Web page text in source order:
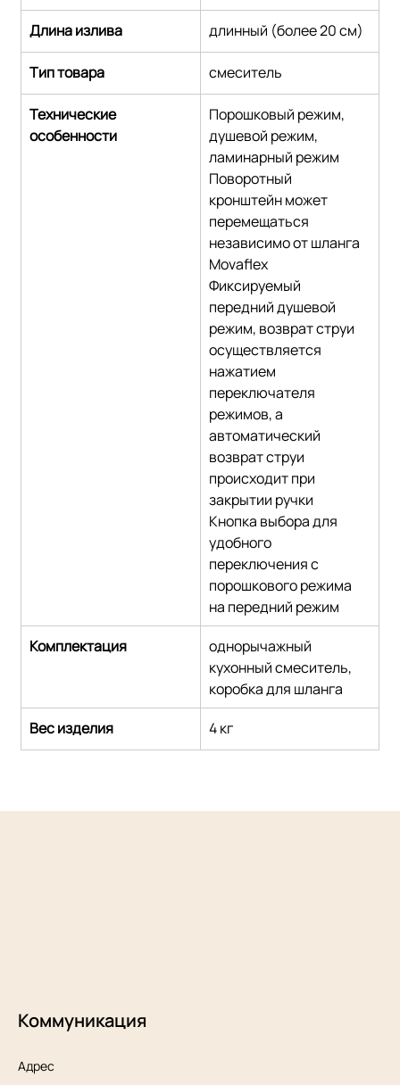
Длина излива длинный (более 20 см)
Тип товара смеситель
Технические
особенности
Порошковый режим,
душевой режим,
ламинарный режим
Поворотный
кронштейн может
перемещаться
независимо от шланга
Movaflex
Фиксируемый
передний душевой
режим, возврат струи
осуществляется
нажатием
переключателя
режимов, а
автоматический
возврат струи
происходит при
закрытии ручки
Кнопка выбора для
удобного
переключения с
порошкового режима
на передний режим
Комплектация
однорычажный
кухонный смеситель,
коробка для шланга
Вес изделия
4 кг
Коммуникация
Адрес